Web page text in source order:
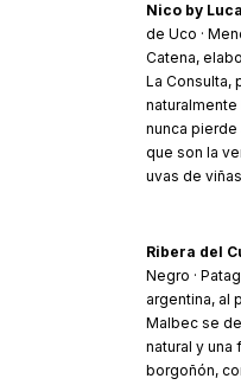
Nico by
de Uco ·
Catena,
La Consulta,
nunca
que son la
uvas de
Ribera del
Negro ·
argentina, al
Malbec se
natural y una
borgoñón,